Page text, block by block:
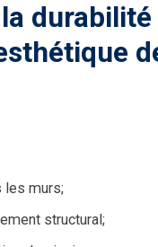
les murs;
structural;